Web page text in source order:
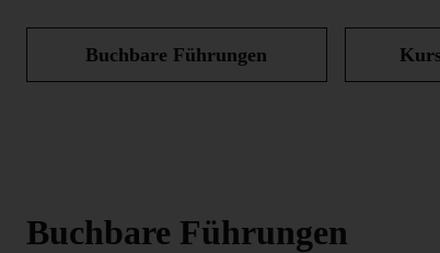
Buchbare Führungen
Buchbare Führungen